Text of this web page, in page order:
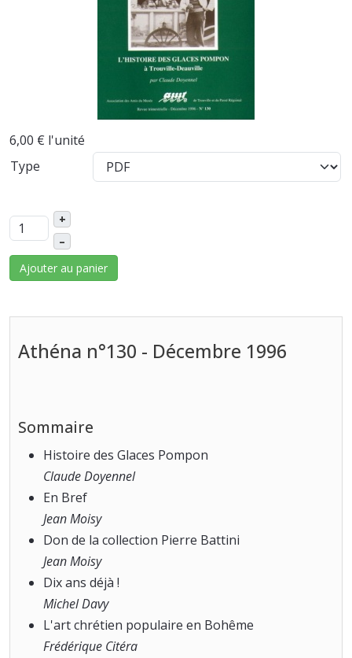
6,00 € l'unité
Type
+
–
Ajouter au panier
Athéna n°130 - Décembre 1996
Sommaire
Histoire des Glaces Pompon
Claude Doyennel
En Bref
Jean Moisy
Don de la collection Pierre Battini
Jean Moisy
Dix ans déjà !
Michel Davy
L'art chrétien populaire en Bohême
Frédérique Citéra